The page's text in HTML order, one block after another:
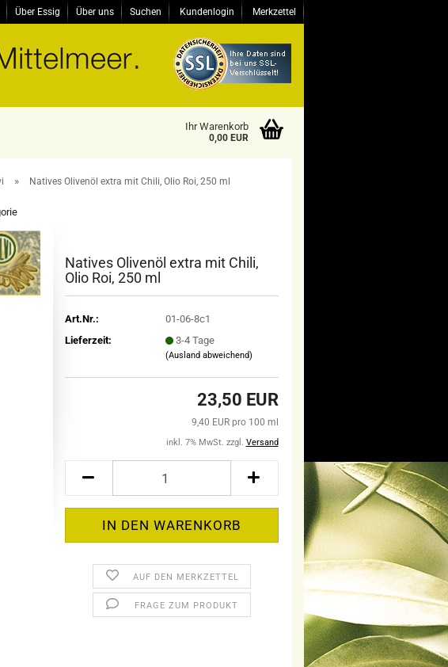
Über Essig Über uns Suchen Kundenlogin Merkzettel
Ihr Warenkorb
0,00 EUR
» Natives Olivenöl extra mit Chili, Olio Roi, 250 ml
Natives Olivenöl extra mit Chili,
Olio Roi, 250 ml
Art.Nr.:
01-06-8c1
Lieferzeit:
3-4 Tage
(Ausland abweichend)
23,50 EUR
9,40 EUR pro 100 ml
inkl. 7% MwSt. zzgl. Versand
AUF DEN MERKZETTEL
FRAGE ZUM PRODUKT